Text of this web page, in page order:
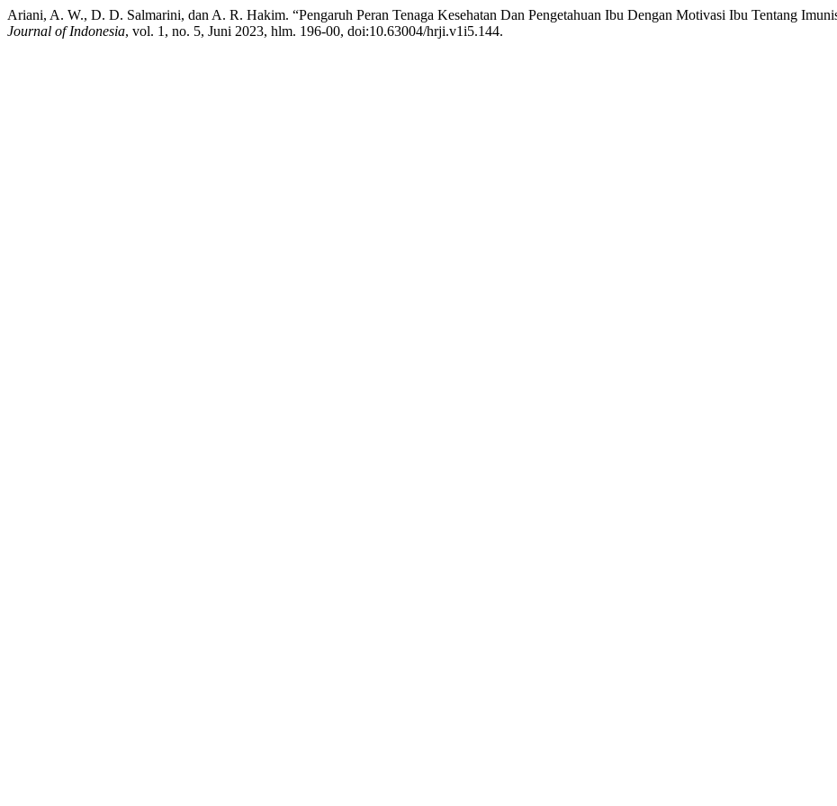
Ariani, A. W., D. D. Salmarini, dan A. R. Hakim. “Pengaruh Peran Tenaga Kesehatan Dan Pengetahuan Ibu Dengan Motivasi Ibu Tentang
Journal of Indonesia, vol. 1, no. 5, Juni 2023, hlm. 196-00, doi:10.63004/hrji.v1i5.144.